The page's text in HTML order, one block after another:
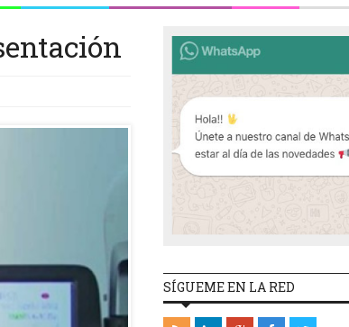
SÍGUEME EN LA RED